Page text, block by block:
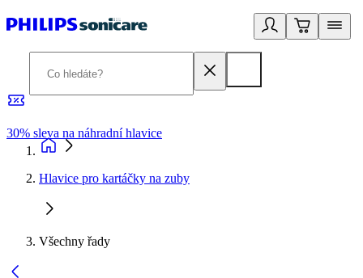
30% sleva na náhradní hlavice
Hlavice pro kartáčky na zuby
Všechny řady